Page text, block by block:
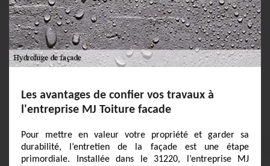
Les avantages de confier vos travaux à
l'entreprise MJ Toiture facade
Pour mettre en valeur votre propriété et garder sa
durabilité, l’entretien de la façade est une étape
primordiale. Installée dans le 31220, l’entreprise MJ